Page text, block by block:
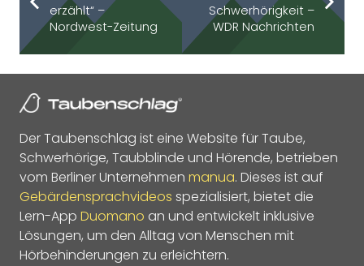
erzählt“ –
Nordwest-Zeitung
Schwerhörigkeit –
WDR Nachrichten
Der Taubenschlag ist eine Website für Taube,
Schwerhörige, Taubblinde und Hörende, betrieben
vom Berliner Unternehmen manua. Dieses ist auf
Gebärdensprachvideos spezialisiert, bietet die
Lern-App Duomano an und entwickelt inklusive
Lösungen, um den Alltag von Menschen mit
Hörbehinderungen zu erleichtern.